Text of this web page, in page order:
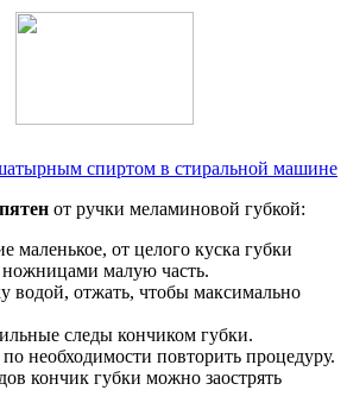
спиртом в стиральной машине
от ручки меламиновой губкой:
маленькое, от целого куска губки
ножницами малую часть.
водой, отжать, чтобы максимально
следы кончиком губки.
необходимости повторить процедуру.
кончик губки можно заострять